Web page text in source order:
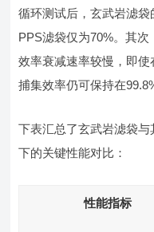
循环测试后，玄武岩滤
PPS滤袋仅为70%。其
效率衰减速率较慢，即
捕集效率仍可保持在
下表汇总了玄武岩滤袋
下的关键性能对比：
性能指标